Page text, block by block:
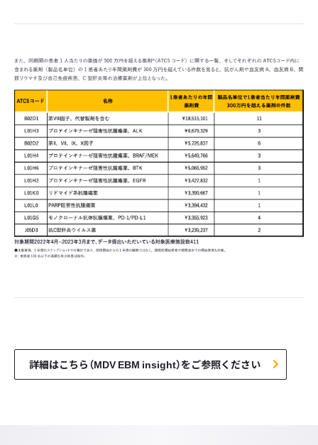
詳細はこちら（MDV EBM insight）をご参照ください